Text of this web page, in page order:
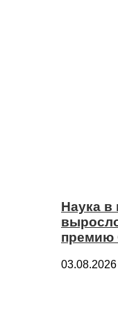
Наука в
премию
03.08.2026